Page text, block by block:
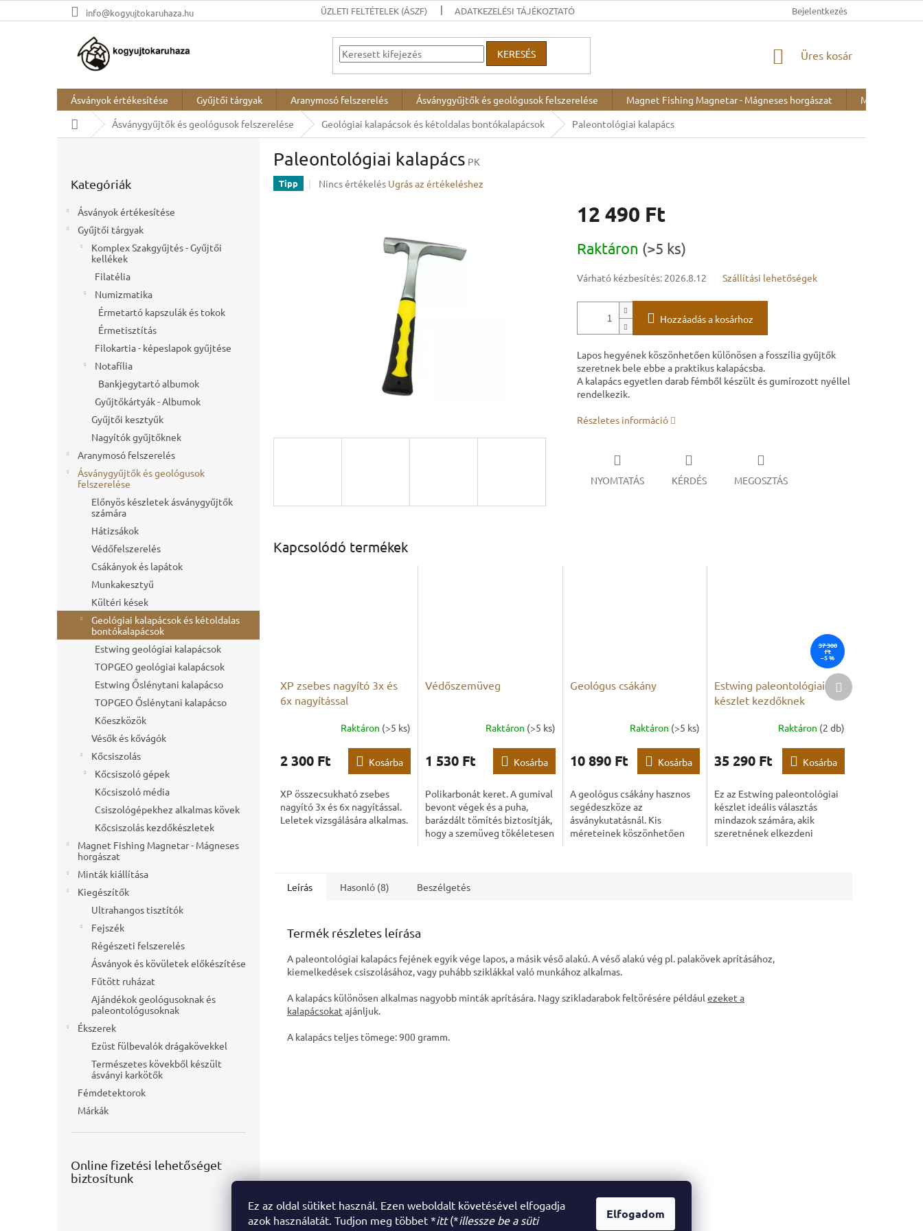
Ez az oldal sütiket használ. Ezen weboldalt követésével elfogadja
azok használatát. Tudjon meg többet *itt(*illessze be a süti
Elfogadom
a
info@kogyujtokaruhaza.hu ÜZLETI FELTÉTELEK (ÁSZF) ADATKEZELÉSI TÁJÉKOZTATÓ Bejelentkezés
KERESÉS KOSÁR
Üres kosár
Ásványok értékesítése Gyűjtői tárgyak Aranymosó felszerelés Ásványgyűjtők és geológusok felszerelése Magnet Fishing Magnetar - Mágneses horgászat
Minták
KezdőlapÁsványgyűjtők és geológusok felszerelése Geológiai kalapácsok és kétoldalas bontókalapácsok Paleontológiai kalapács
átugrása
Kategóriák
Ásványok értékesítése
Gyűjtői tárgyak
Komplex Szakgyűjtés - Gyűjtői
kellékek
Filatélia
Numizmatika
Érmetartó kapszulák és tokok
Érmetisztítás
Filokartia - képeslapok gyűjtése
Notafília
Bankjegytartó albumok
Gyűjtőkártyák - Albumok
Gyűjtői kesztyűk
Nagyítók gyűjtőknek
Aranymosó felszerelés
Ásványgyűjtők és geológusok
felszerelése
Előnyös készletek ásványgyűjtők
számára
Hátizsákok
Védőfelszerelés
Csákányok és lapátok
Munkakesztyű
Kültéri kések
Geológiai kalapácsok és kétoldalas
bontókalapácsok
Estwing geológiai kalapácsok
TOPGEO geológiai kalapácsok
Estwing Őslénytani kalapácso
TOPGEO Őslénytani kalapácso
Kőeszközök
Vésők és kővágók
Kőcsiszolás
Kőcsiszoló gépek
Kőcsiszoló média
Csiszológépekhez alkalmas kövek
Kőcsiszolás kezdőkészletek
Magnet Fishing Magnetar - Mágneses
horgászat
Minták kiállítása
Kiegészítők
Ultrahangos tisztítók
Fejszék
Régészeti felszerelés
Ásványok és kövületek előkészítése
Fűtött ruházat
Ajándékok geológusoknak és
paleontológusoknak
Ékszerek
Ezüst fülbevalók drágakövekkel
Természetes kövekből készült
ásványi karkötők
Fémdetektorok
Márkák
Online fizetési lehetőséget
biztosítunk
Paleontológiai kalapács PK
Tipp
A
Nincs értékelés Ugrás az értékeléshez
12 490 Ft
Raktáron (>5 ks)
Várható kézbesítés: 2026.8.12 Szállítási lehetőségek
Hozzáadás a kosárhoz
Lapos hegyének köszönhetően különösen a fosszília gyűjtők
szeretnek bele ebbe a praktikus kalapácsba.
A kalapács egyetlen darab fémből készült és gumírozott nyéllel
rendelkezik.
Részletes információ
NYOMTATÁS KÉRDÉS MEGOSZTÁS
Kapcsolódó termékek
XP zsebes nagyító 3x és
6x nagyítással
Raktáron (>5 ks)
2 300 Ft Kosárba
XP összecsukható zsebes
nagyító 3x és 6x nagyítással.
Leletek vizsgálására alkalmas.
Védőszemüveg
Raktáron (>5 ks)
1 530 Ft Kosárba
Polikarbonát keret. A gumival
bevont végek és a puha,
barázdált tömítés biztosítják,
hogy a szemüveg tökéletesen
Geológus csákány
átlagos
értékelése
ből
4,3
csillag.
Raktáron (>5 ks)
10 890 Ft Kosárba
A geológus csákány hasznos
segédeszköze az
ásványkutatásnál. Kis
méreteinek köszönhetően
37 300
Ft
–5 %
Estwing paleontológiai
készlet kezdőknek
Raktáron (2 db)
35 290 Ft Kosárba
Ez az Estwing paleontológiai
készlet ideális választás
mindazok számára, akik
szeretnének elkezdeni
Következő
termék
Leírás Hasonló (8) Beszélgetés
Termék részletes leírása
A paleontológiai kalapács fejének egyik vége lapos, a másik véső alakú. A véső alakú vég pl. palakövek aprításához,
kiemelkedések csiszolásához, vagy puhább sziklákkal való munkához alkalmas.
A kalapács különösen alkalmas nagyobb minták aprítására. Nagy szikladarabok feltörésére például ezeket a
kalapácsokat ajánljuk.
A kalapács teljes tömege: 900 gramm.